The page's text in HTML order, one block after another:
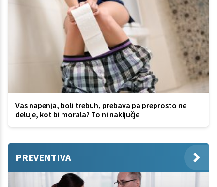
Vas napenja, boli trebuh, prebava pa preprosto ne
deluje, kot bi morala? To ni naključje
PREVENTIVA